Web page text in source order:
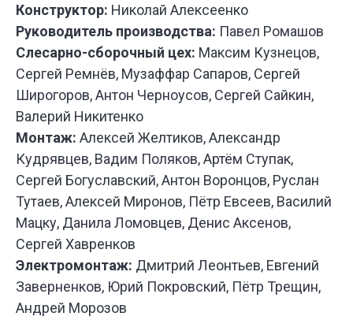
У НАС
Конструктор: Николай Алексеенко
Руководитель производства: Павел Ромашов
Слесарно-сборочный цех: Максим Кузнецов,
Сергей Ремнёв, Музаффар Сапаров, Сергей
Широгоров, Антон Черноусов, Сергей Сайкин,
Валерий Никитенко
Монтаж: Алексей Желтиков, Александр
Кудрявцев, Вадим Поляков, Артём Ступак,
Сергей Богуславский, Антон Воронцов, Руслан
Тутаев, Алексей Миронов, Пётр Евсеев, Василий
Мацку, Данила Ломовцев, Денис Аксенов,
Сергей Хавренков
Электромонтаж: Дмитрий Леонтьев, Евгений
Заверненков, Юрий Покровский, Пётр Трещин,
Андрей Морозов